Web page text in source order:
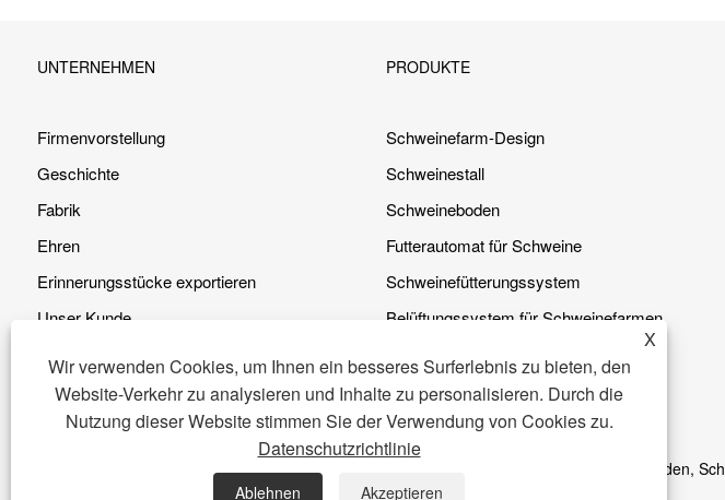
UNTERNEHMEN
Firmenvorstellung
Geschichte
Fabrik
Ehren
Erinnerungsstücke exportieren
Unser Kunde
Video
PRODUKTE
Schweinefarm-Design
Schweinestall
Schweineboden
Futterautomat für Schweine
Schweinefütterungssystem
Belüftungssystem für Schweinefarmen
Heizsystem
Copyright © 2023 Qingdao DEBA Brother Machinery Co., Ltd. - Schweinestall, Schweineboden,
X
Wir verwenden Cookies, um Ihnen ein besseres Surferlebnis zu bieten, den
Website-Verkehr zu analysieren und Inhalte zu personalisieren. Durch die
Nutzung dieser Website stimmen Sie der Verwendung von Cookies zu.
Datenschutzrichtlinie
Ablehnen Akzeptieren